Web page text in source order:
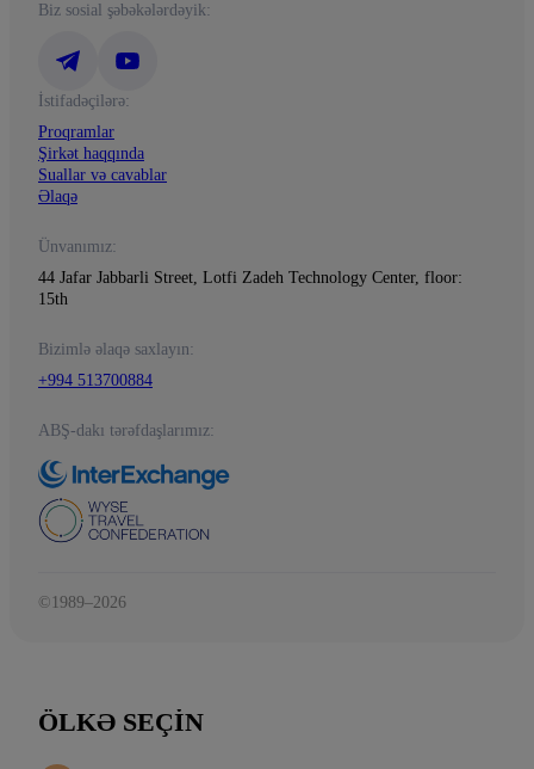
Biz sosial şəbəkələrdəyik:
İstifadəçilərə:
Proqramlar
Şirkət haqqında
Suallar və cavablar
Əlaqə
Ünvanımız:
44 Jafar Jabbarli Street, Lotfi Zadeh Technology Center, floor:
15th
Bizimlə əlaqə saxlayın:
+994 513700884
ABŞ-dakı tərəfdaşlarımız:
©1989–2026
ÖLKƏ SEÇIN